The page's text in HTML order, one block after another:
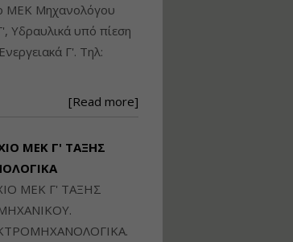
ΜΕΚ Μηχανολόγου
Υδραυλικά υπό πίεση
Γ'. Τηλ:
[Read more]
ΜΕΚ Γ' ΤΑΞΗΣ
ΜΕΚ Γ' ΤΑΞΗΣ
Αυτοτελούς
Εισηγήτρια:Αναστασία Μητρακάκη
Διάρκεια: 6 ώρες
Ορίων Πόλεων και